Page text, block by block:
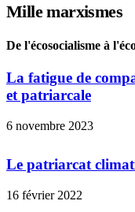
Mille marxismes
De l'écosocialisme à
La fatigue de
et patriarcale
6 novembre 2023
Le patriarcat
16 février 2022